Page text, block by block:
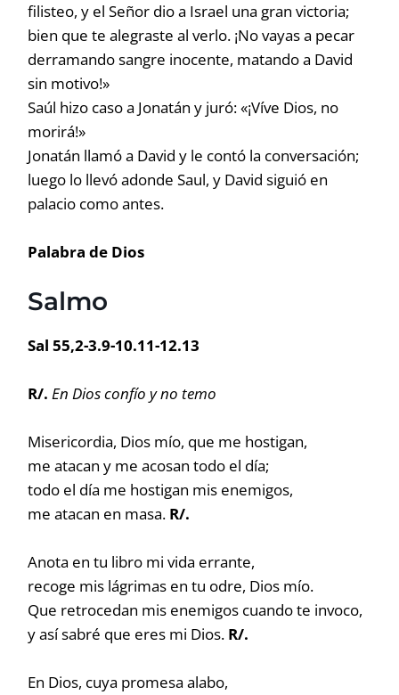
filisteo, y el Señor dio a Israel una gran victoria;
bien que te alegraste al verlo. ¡No vayas a pecar
derramando sangre inocente, matando a David
sin motivo!»
Saúl hizo caso a Jonatán y juró: «¡Víve Dios, no
morirá!»
Jonatán llamó a David y le contó la conversación;
luego lo llevó adonde Saul, y David siguió en
palacio como antes.
Palabra de Dios
Salmo
Sal 55,2-3.9-10.11-12.13
R/. En Dios confío y no temo
Misericordia, Dios mío, que me hostigan,
me atacan y me acosan todo el día;
todo el día me hostigan mis enemigos,
me atacan en masa. R/.
Anota en tu libro mi vida errante,
recoge mis lágrimas en tu odre, Dios mío.
Que retrocedan mis enemigos cuando te invoco,
y así sabré que eres mi Dios. R/.
En Dios, cuya promesa alabo,